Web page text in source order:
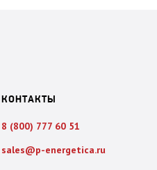
КОНТАКТЫ
8 (800) 777 60 51
sales@p-energetica.ru